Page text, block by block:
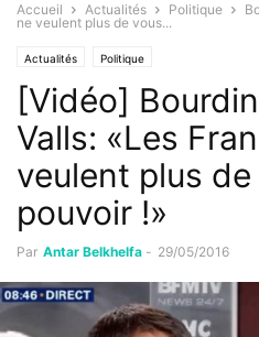
Accueil Actualités Politique
ne veulent plus de vous...
Actualités Politique
[Vidéo]
Valls: «Les
veulent plus
pouvoir !»
Par Antar Belkhelfa - 29/05/2016